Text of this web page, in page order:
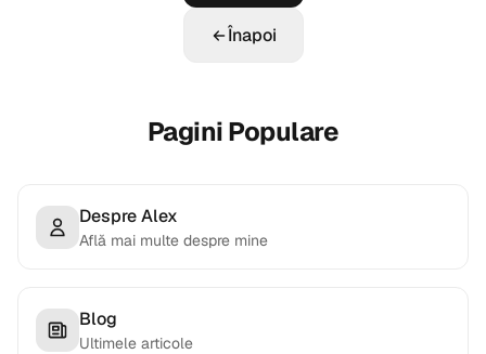
Înapoi
Pagini Populare
Despre Alex
Află mai multe despre mine
Blog
Ultimele articole